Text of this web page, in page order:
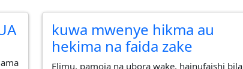
kuwa mwenye hikma au
hekima na faida zake
Elimu, pamoja na ubora wake, hainufaishi bila